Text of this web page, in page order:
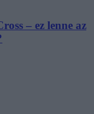
– ez lenne az